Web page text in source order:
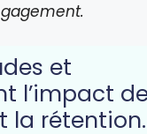
et
l’impact
la rétention.